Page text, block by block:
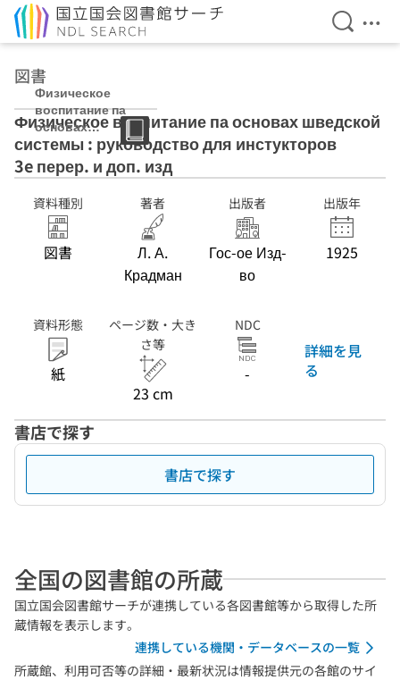
検索を
メ
図書
Физическое
воспитание па
основах
шведской
системы :
руководство
для
инстукторов 3e
перер. и доп.
изд
Физическое воспитание па основах шведской
системы : руководство для инстукторов
3e перер. и доп. изд
資料種別
図書
著者
Л. А.
Крадман
出版者
Гос-ое Изд-
во
出版年
1925
資料形態
紙
ページ数・大き
さ等
23 cm
NDC
-
詳細を見
る
書店で探す
書店で探す
全国の図書館の所蔵
国立国会図書館サーチが連携している各図書館等から取得した所
蔵情報を表示します。
連携している機関・データベースの一覧
所蔵館、利用可否等の詳細・最新状況は情報提供元の各館のサイ